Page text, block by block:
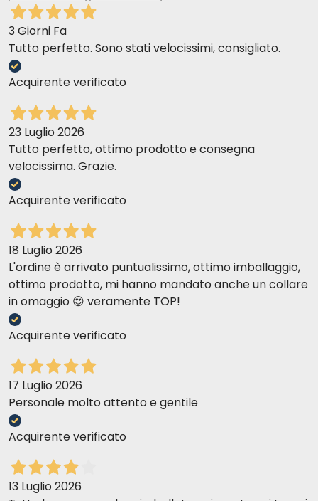
3 Giorni Fa
Tutto perfetto. Sono stati velocissimi, consigliato.
Acquirente verificato
23 Luglio 2026
Tutto perfetto, ottimo prodotto e consegna
velocissima. Grazie.
Acquirente verificato
18 Luglio 2026
L'ordine è arrivato puntualissimo, ottimo imballaggio,
ottimo prodotto, mi hanno mandato anche un collare
in omaggio 😍 veramente TOP!
Acquirente verificato
17 Luglio 2026
Personale molto attento e gentile
Acquirente verificato
13 Luglio 2026